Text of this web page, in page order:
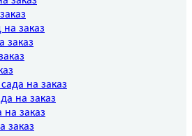
заказ
на заказ
заказ